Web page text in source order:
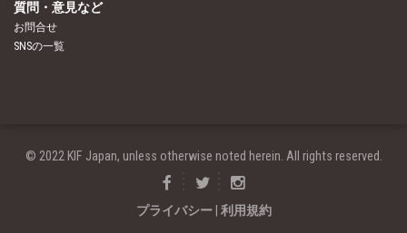
質問・意見など
お問合せ
SNSの一覧
© 2022 KIF Japan, unless otherwise noted herein. All rights reserved.
プライバシー| 利用規約